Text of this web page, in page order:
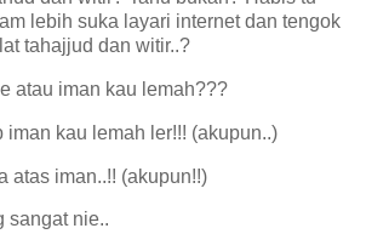
lebih suka layari internet dan tengok
tahajjud dan witir..?
atau iman kau lemah???
kau lemah ler!!! (akupun..)
atas iman..!! (akupun!!)
sangat nie..